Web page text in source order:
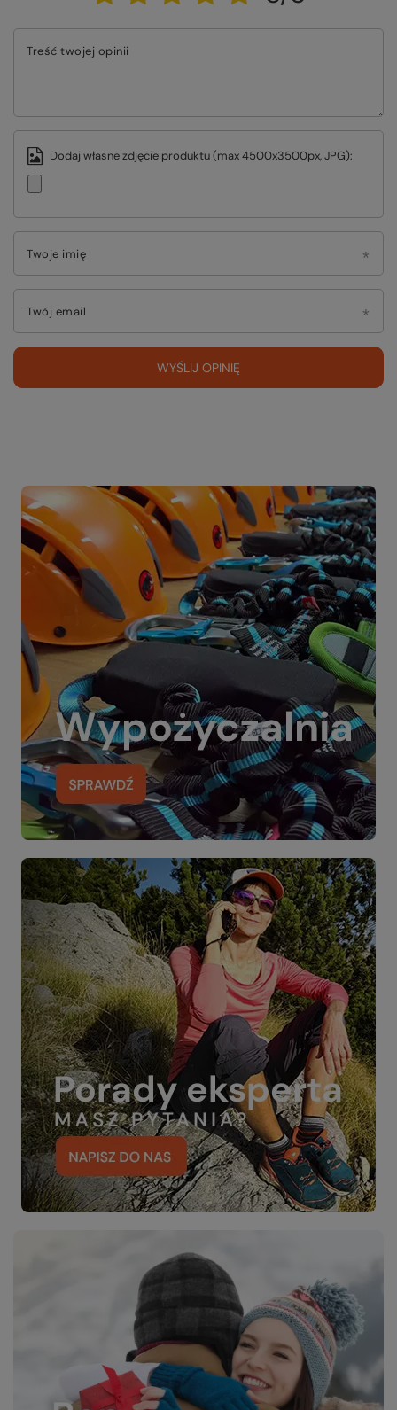
Treść twojej opinii
Dodaj własne zdjęcie produktu (max 4500x3500px, JPG):
Twoje imię
Twój email
WYŚLIJ OPINIĘ